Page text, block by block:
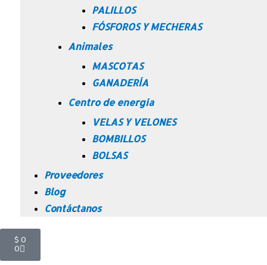
PALILLOS
FÓSFOROS Y MECHERAS
Animales
MASCOTAS
GANADERÍA
Centro de energía
VELAS Y VELONES
BOMBILLOS
BOLSAS
Proveedores
Blog
Contáctanos
$0
0